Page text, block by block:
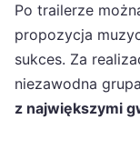
Po trailerze
propozycja
sukces. Za
niezawodna grupa
z największymi